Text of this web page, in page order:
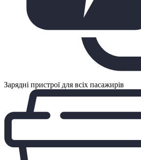
Зарядні пристрої для всіх пасажирів